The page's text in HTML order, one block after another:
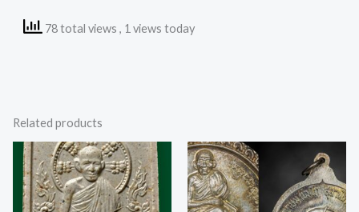
78 total views , 1 views today
Related products